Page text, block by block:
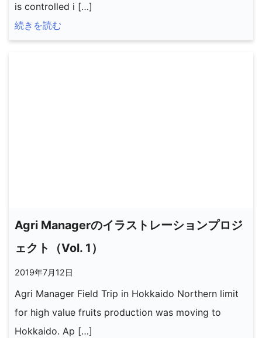
is controlled i […]
続きを読む
Agri Managerのイラストレーションプロジ
ェクト（Vol. 1）
2019年7月12日
Agri Manager Field Trip in Hokkaido Northern limit
for high value fruits production was moving to
Hokkaido. Ap […]